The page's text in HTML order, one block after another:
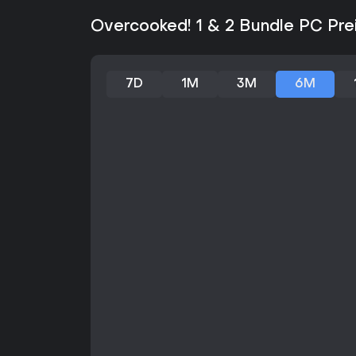
Overcooked! 1 & 2 Bundle PC
7D 1M 3M 6M